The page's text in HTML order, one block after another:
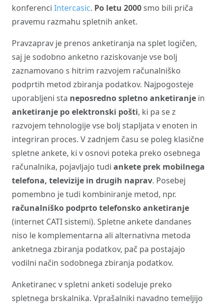
konferenci Intercasic. Po letu 2000smo bili priča
pravemu razmahu spletnih anket.
Pravzaprav je prenos anketiranja na splet logičen,
saj je sodobno anketno raziskovanje vse bolj
zaznamovano s hitrim razvojem računalniško
podprtih metod zbiranja podatkov. Najpogosteje
uporabljeni sta neposredno spletno anketiranje in
anketiranje po elektronski pošti, ki pa se z
razvojem tehnologije vse bolj stapljata v enoten in
integriran proces. V zadnjem času se poleg klasične
spletne ankete, ki v osnovi poteka preko osebnega
računalnika, pojavljajo tudi ankete prek mobilnega
telefona, televizije in drugih naprav. Posebej
pomembno je tudi kombiniranje metod, npr.
računalniško podprto telefonsko anketiranje
(internet CATI sistemi). Spletne ankete dandanes
niso le komplementarna ali alternativna metoda
anketnega zbiranja podatkov, pač pa postajajo
vodilni način sodobnega zbiranja podatkov.
Anketiranec v spletni anketi sodeluje preko
spletnega brskalnika. Vprašalniki navadno temeljijo